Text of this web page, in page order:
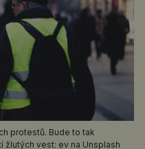
protestů. Bude to tak
žlutých vest: ev na Unsplash